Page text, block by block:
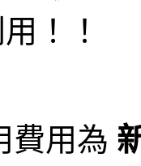
！！
用為